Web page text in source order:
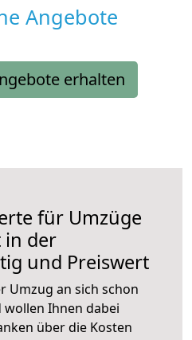
Angebote
erhalten
für Umzüge
in der
und Preiswert
Umzug an sich schon
Ihnen dabei
über die Kosten